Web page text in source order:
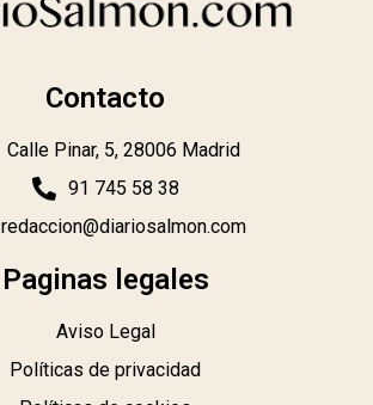
Contacto
Calle Pinar, 5, 28006 Madrid
91 745 58 38
redaccion@diariosalmon.com
Paginas legales
Aviso Legal
Políticas de privacidad